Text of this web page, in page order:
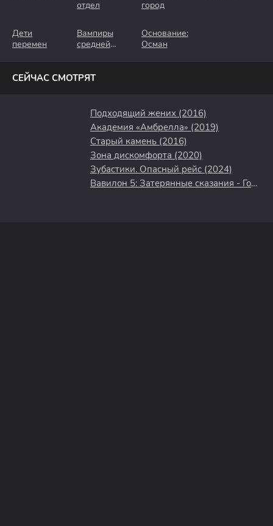
отдел
город
Дети
перемен
Вампиры
средней
Основание:
Осман
СЕЙЧАС СМОТРЯТ
Подходящий жених (2016)
Академия «Амбрелла» (2019)
Старый камень (2016)
Зона дискомфорта (2020)
Зубастики. Опасный рейс (2024)
Вавилон 5: Затерянные сказания - Голоса во тьме (2007)